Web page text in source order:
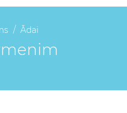
Ādai